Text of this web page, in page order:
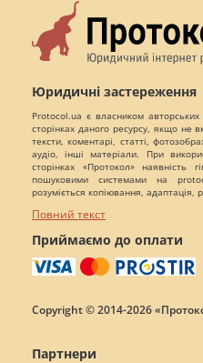
Юридичні застереження
Protocol.ua є власником
сторінках даного ресурсу, якщо не
тексти, коментарі, статті,
аудіо, інші матеріали. При
сторінках «Протокол» наявність
пошуковими системами на
розуміється копіювання, адаптація,
Повний текст
Приймаємо до оплати
Copyright © 2014-2026
Партнери